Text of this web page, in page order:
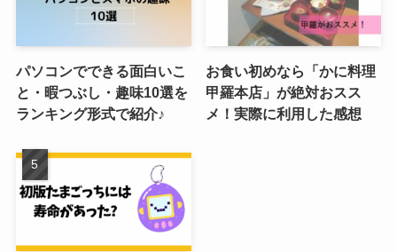
パソコンでできる面白いこ
と・暇つぶし・趣味10選を
ランキング形式で紹介♪
お食い初めなら「かに料理
甲羅本店」が絶対おスス
メ！実際に利用した感想